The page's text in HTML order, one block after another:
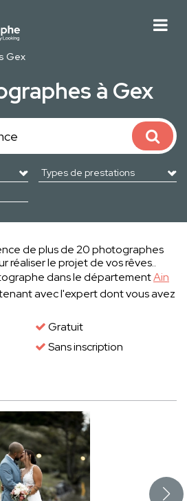
Gex
à Gex
de plus de 20 photographes
réaliser le projet de vos rêves..
dans le départementAin
avec l'expert dont vous avez
Gratuit
Sans inscription